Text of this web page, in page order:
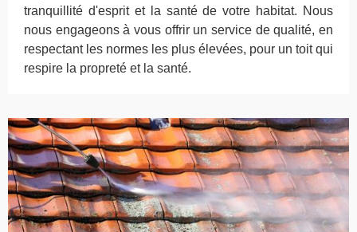
tranquillité d'esprit et la santé de votre habitat. Nous
nous engageons à vous offrir un service de qualité, en
respectant les normes les plus élevées, pour un toit qui
respire la propreté et la santé.